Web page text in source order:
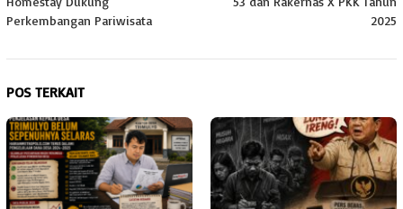
Perkembangan Pariwisata
2025
POS TERKAIT